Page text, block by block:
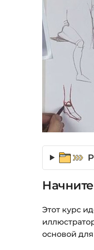
Этот курс
основой